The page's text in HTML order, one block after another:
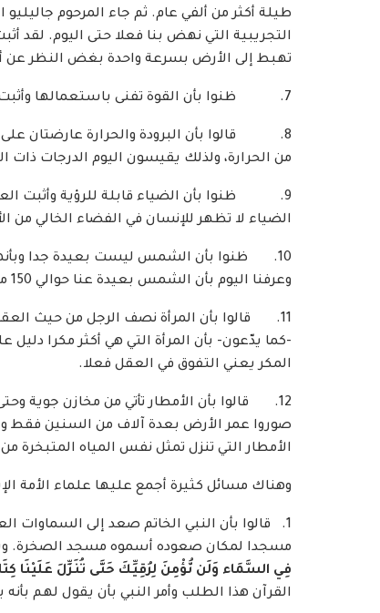
طيلة أكثر من ألفي عام. ثم جاء المرحوم
التجريبية التي نهض بنا فعلا حتى اليوم. لقد
تهبط إلى الأرض بسرعة واحدة بغض النظر عن
7. ظنوا بأن القوة تفنى باستعمالها وأثبت العلم بأن الطاقة لا تفنى بل تتحول إلى طاقة أخرى.
8. قالوا بأن البرودة والحرارة عارضتان
من الحرارة، ولذلك يقيسون اليوم الدرجات ذات
9. ظنوا بأن الضياء قابلة للرؤية وأثبت
الضياء لا تظهر للإنسان في الفضاء الخالي من
10. ظنوا بأن الشمس ليست بعيدة جدا
وعرفنا اليوم بأن الشمس بعيدة عنا حوالي 150 مليون كيلو مترا.
11. قالوا بأن المرأة نصف الرجل من حيث
-كما يدّعون- بأن المرأة التي هي أكثر مكرا
المكر يعني التفوق في العقل فعلا.
12. قالوا بأن الأمطار تأتي من مخازن جوية
صوروا عمر الأرض بعدة آلاف من السنين فقط
الأمطار التي تنزل تمثل نفس المياه
وهناك مسائل كثيرة أجمع عليها علماء الأمة
1. قالوا بأن النبي الخاتم صعد إلى السماوات
مسجدا لمكان صعوده أسموه مسجد الصخرة.
فِي السَّمَاء وَلَن نُّؤْمِنَ لِرُقِيِّكَ حَتَّى تُنَزِّلَ عَلَيْنَا
القرآن هذا الطلب وأمر النبي بأن يقول لهم